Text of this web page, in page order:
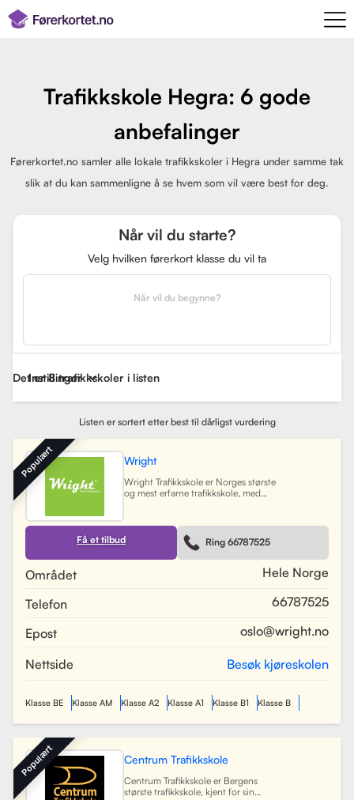
Trafikkskole Hegra: 6 gode
anbefalinger
Førerkortet.no samler alle lokale trafikkskoler i Hegra under samme tak
slik at du kan sammenligne å se hvem som vil være best for deg.
Når vil du starte?
Velg hvilken førerkort klasse du vil ta
Når vil du begynne?
Det er 8 trafikkskoler i listen
Instillinger
Listen er sortert etter best til dårligst vurdering
Wright
Wright Trafikkskole er Norges største
og mest erfarne trafikkskole, med
Trøndelag. Siden oppstarten har
skolen hatt som mål å tilby
profesjonell og engasjert
trafikopplæring for både
kjøretimer med all nødvendig
moderne digitale systemer for å
gjøre det enkelt for elever å booke
sine trafikklærere.
Les mer
Få et tilbud Ring 66787525
Området
Hele Norge
Telefon
66787525
Epost
oslo@wright.no
Nettside Besøk kjøreskolen
Populært
Klasse BE Klasse AM Klasse A2 Klasse A1 Klasse B1 Klasse B
Centrum Trafikkskole
Centrum Trafikkskole er Bergens
største trafikkskole, kjent for sin
Populært